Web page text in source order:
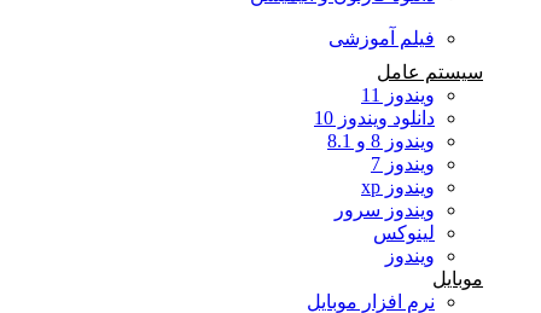
فیلم آموزشی
سیستم عامل
ویندوز 11
دانلود ویندوز 10
ویندوز 8 و 8.1
ویندوز 7
ویندوز xp
ویندوز سرور
لینوکس
ویندوز
موبایل
نرم افزار موبایل